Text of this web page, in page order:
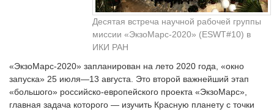
Десятая встреча научной рабочей группы
миссии «ЭкзоМарс-2020» (ESWT#10) в
ИКИ РАН
«ЭкзоМарс-2020» запланирован на лето 2020 года, «окно
запуска» 25 июля—13 августа. Это второй важнейший этап
«большого» российско-европейского проекта «ЭкзоМарс»,
главная задача которого — изучить Красную планету с точки